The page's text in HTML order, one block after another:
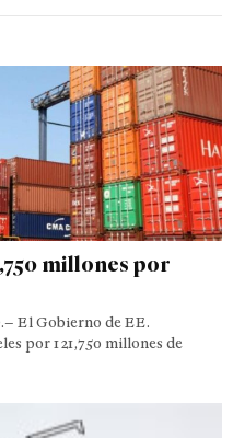
millones por
El Gobierno de EE.
por 121,750 millones de